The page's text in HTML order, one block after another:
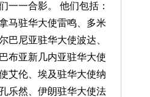
一一合影。 他们包括：
马驻华大使雷鸣、多米
巴尼亚驻华大使波达、
布亚新几内亚驻华大使
艾伦、埃及驻华大使纳
乐然、伊朗驻华大使法